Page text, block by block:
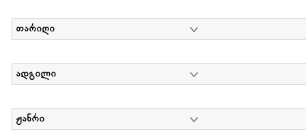
თარიღი
ადგილი
ჟანრი